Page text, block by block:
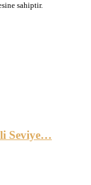
sahiptir.
Seviye…